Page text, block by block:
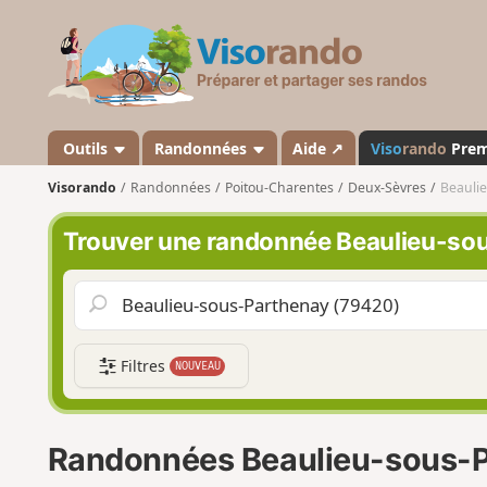
s
a
n
d
o
Outils Randonnées Aide ↗ Visorando
Visorando Randonnées Poitou-Charentes Deux-Sèvres
Trouver une randonnée Beaulieu-
Filtres NOUVEAU
Randonnées Beaulieu-sous-